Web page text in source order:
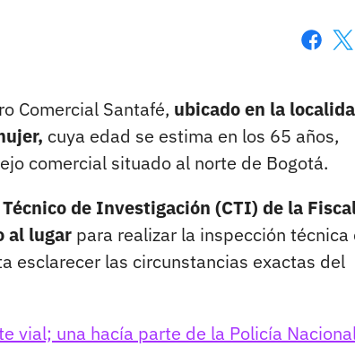
Comercial Santafé, ubicado en la
cuya edad se estima en los 65 años,
comercial situado al norte de Bogotá.
de Investigación (CTI) de la
al lugar para realizar la inspección técnica
esclarecer las circunstancias exactas del
vial; una hacía parte de la Policía